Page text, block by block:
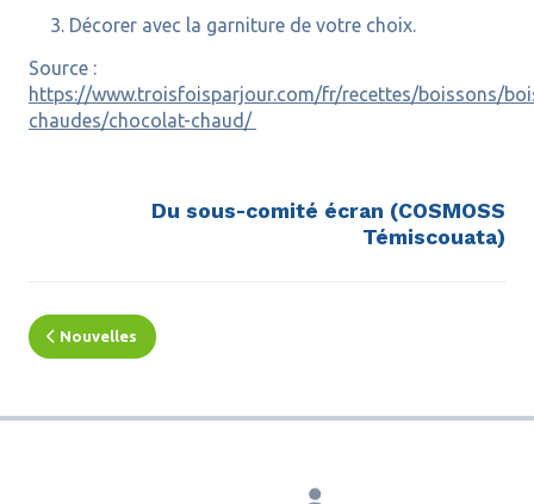
Décorer avec la garniture de votre choix.
Source :
https://www.troisfoisparjour.com/fr/recettes/boissons/
chaudes/chocolat-chaud/
Du sous-comité écran (COSMOSS
Témiscouata)
Nouvelles